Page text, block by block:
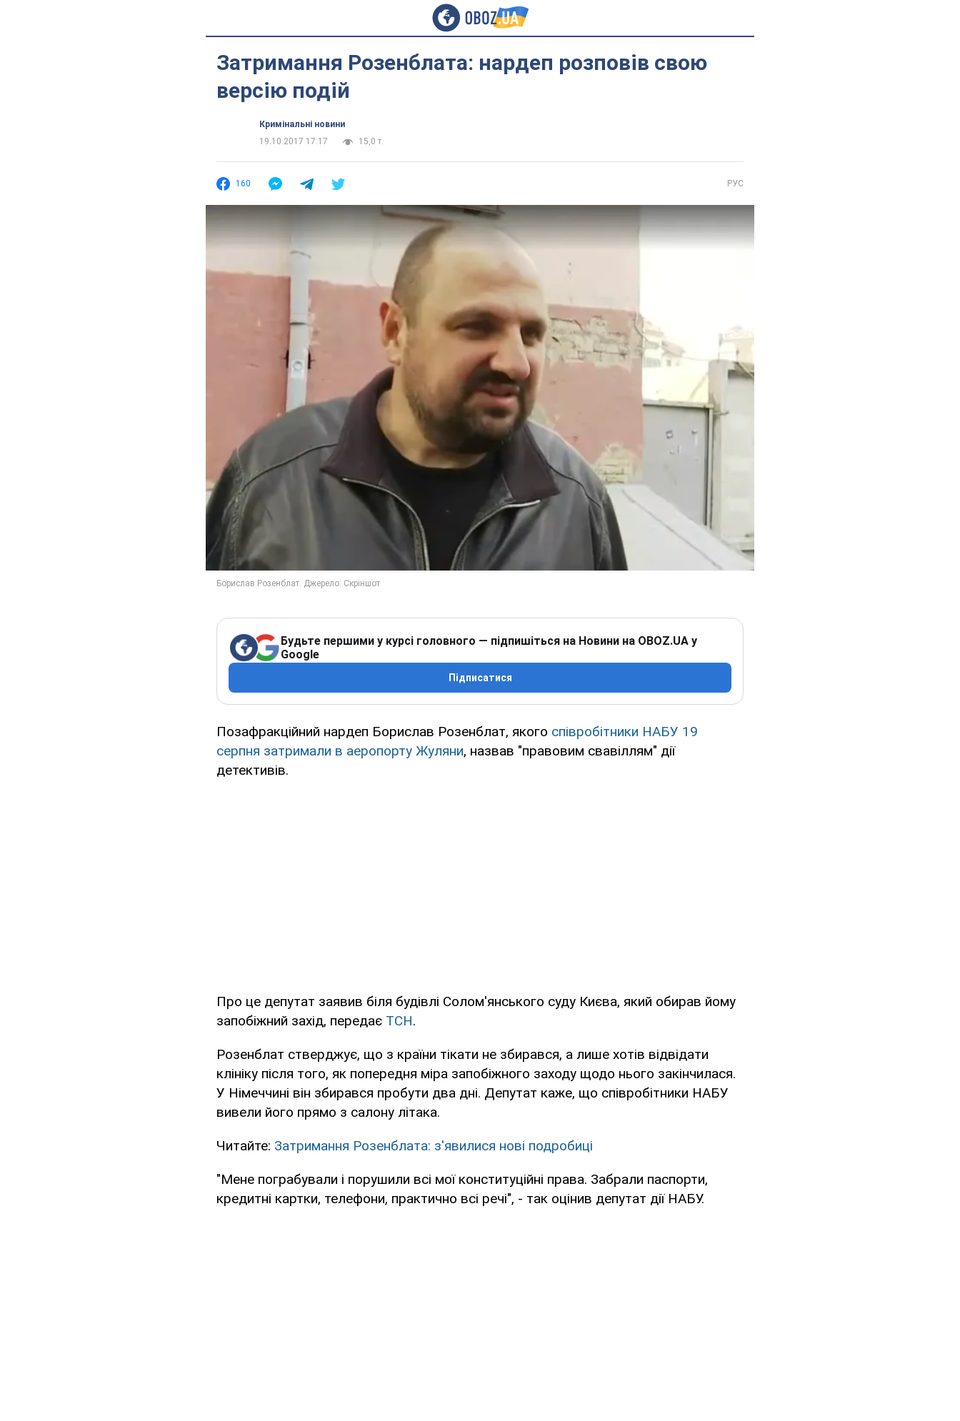
Затримання Розенблата: нардеп розповів свою
версію подій
Кримінальні новини
19.10.2017 17:17
15,0 т.
160 РУС
Будьте першими у курсі головного — підпишіться на Новини на OBOZ.UA у
Google
Підписатися
Позафракційний нардеп Борислав Розенблат, якого співробітники НАБУ 19
серпня затримали в аеропорту Жуляни, назвав "правовим свавіллям" дії
детективів.
Про це депутат заявив біля будівлі Солом'янського суду Києва, який обирав йому
запобіжний захід, передає ТСН.
Розенблат стверджує, що з країни тікати не збирався, а лише хотів відвідати
клініку після того, як попередня міра запобіжного заходу щодо нього закінчилася.
У Німеччині він збирався пробути два дні. Депутат каже, що співробітники НАБУ
вивели його прямо з салону літака.
Читайте: Затримання Розенблата: з'явилися нові подробиці
"Мене пограбували і порушили всі мої конституційні права. Забрали паспорти,
кредитні картки, телефони, практично всі речі", - так оцінив депутат дії НАБУ.